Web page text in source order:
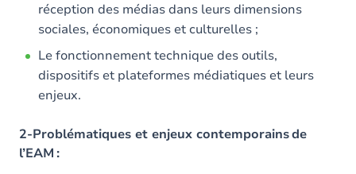
réception des médias dans leurs dimensions
sociales, économiques et culturelles ;
Le fonctionnement technique des outils,
dispositifs et plateformes médiatiques et leurs
enjeux.
2-Problématiques et enjeux contemporains de
l’EAM :